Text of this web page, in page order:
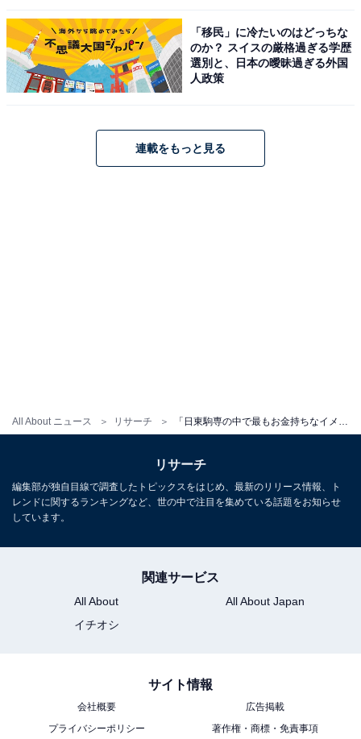
All About ニュース リサーチ
こちらもおすすめ
【2025年調査】
「移民」に冷たいのはどっちな
のか？ スイスの厳格過ぎる学歴
選別と、日本の曖昧過ぎる外国
人政策
連載をもっと見る
リサーチ
編集部が独自目線で調査したトピックスをはじめ、最新のリリース情報、ト
レンドに関するランキングなど、世の中で注目を集めている話題をお知らせ
しています。
関連サービス
All About
All About Japan
イチオシ
サイト情報
会社概要
広告掲載
プライバシーポリシー
著作権・商標・免責事項